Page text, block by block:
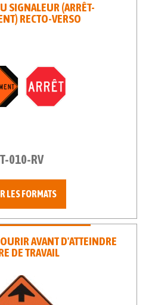
SIGNALEUR (ARRÊT-
RECTO-VERSO
T-010-RV
LES FORMATS
AVANT D'ATTEINDRE
DE TRAVAIL